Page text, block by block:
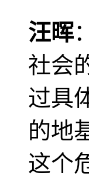
汪晖
社会
过具
的地
这个